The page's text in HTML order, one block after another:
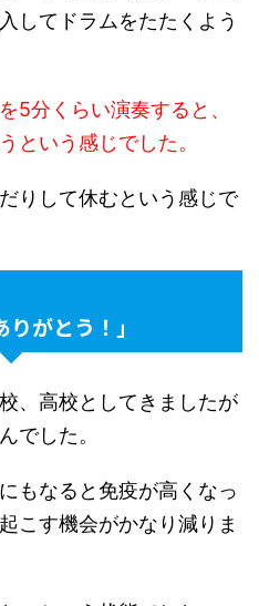
してドラムをたたくよう
5分くらい演奏すると、
という感じでした。
りして休むという感じで
りがとう！」
、高校としてきましたが
でした。
もなると免疫が高くなっ
こす機会がかなり減りま